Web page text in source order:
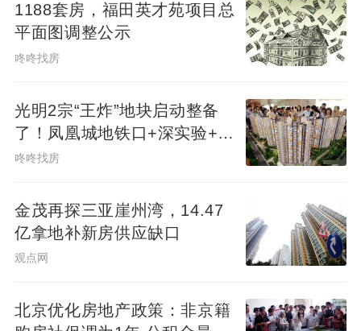
1188套房，福田英才苑项目总
平面图调整公示
咚咚找房
光明2宗“王炸”地块启动整备
了！凤凰城地铁口+深实验+商
业环绕
咚咚找房
金茂再探三亚崖州湾，14.47
亿拿地补新房供应缺口
观点网
北京优化房地产政策：非京籍